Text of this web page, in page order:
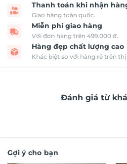
Thanh toán khi nhận
Giao hàng toàn quốc.
Miễn phí giao hàng
Với đơn hàng trên 499.000 đ.
Hàng đẹp chất lượng cao
Khác biệt so với hàng rẻ trên
Đánh giá từ
Gợi ý cho bạn